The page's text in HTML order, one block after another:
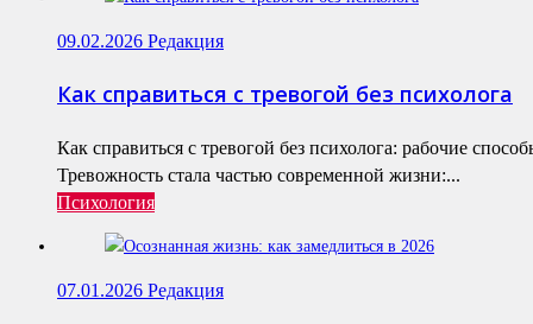
09.02.2026 Редакция
Как справиться с тревогой без психолога
Как справиться с тревогой без психолога: рабочие
Тревожность стала частью современной жизни:...
Психология
07.01.2026 Редакция